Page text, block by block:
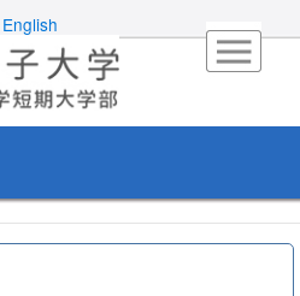
English